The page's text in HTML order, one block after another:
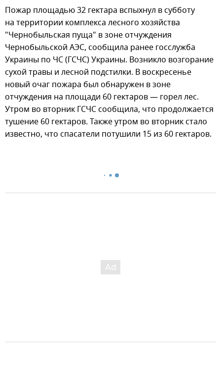
Пожар площадью 32 гектара вспыхнул в субботу
на территории комплекса лесного хозяйства
"Чернобыльская пуща" в зоне отчуждения
Чернобыльской АЭС, сообщила ранее госслужба
Украины по ЧС (ГСЧС) Украины. Возникло возгорание
сухой травы и лесной подстилки. В воскресенье
новый очаг пожара был обнаружен в зоне
отчуждения на площади 60 гектаров — горел лес.
Утром во вторник ГСЧС сообщила, что продолжается
тушение 60 гектаров. Также утром во вторник стало
известно, что спасатели потушили 15 из 60 гектаров.